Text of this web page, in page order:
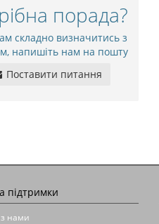
порада?
складно визначитись з
напишіть нам на пошту
Поставити питання
підтримки
з нами